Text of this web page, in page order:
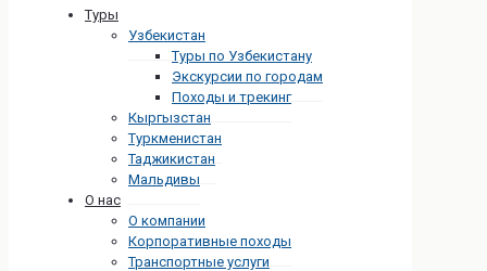
Туры
Узбекистан
Туры по Узбекистану
Экскурсии по городам
Походы и трекинг
Кыргызстан
Туркменистан
Таджикистан
Мальдивы
О нас
О компании
Корпоративные походы
Транспортные услуги